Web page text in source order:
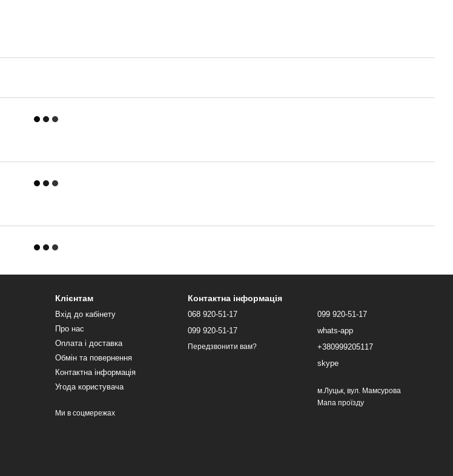
Клієнтам
Вхід до кабінету
Про нас
Оплата і доставка
Обмін та повернення
Контактна інформація
Угода користувача
Ми в соцмережах
Контактна інформація
068 920-51-17
099 920-51-17
Передзвонити вам?
099 920-51-17
whats-app
+380999205117
skype
м.Луцьк, вул. Мамсурова
Мапа проїзду